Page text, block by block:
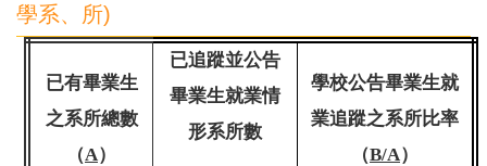
學系、所)
已有畢業生
之系所總數
（A）
已追蹤並公告
畢業生就業情
形系所數
學校公告畢業生就
業追蹤之系所比率
（B/A）